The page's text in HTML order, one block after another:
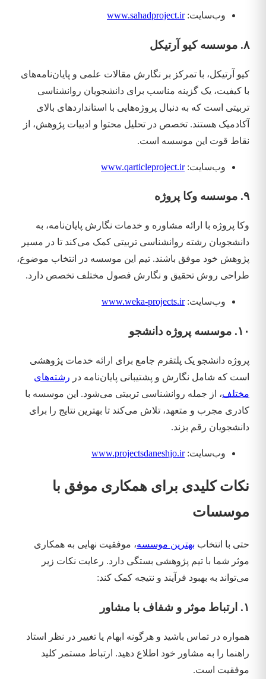
وب‌سایت:www.sahadproject.ir
۸. موسسه کیو آرتیکل
کیو آرتیکل، با تمرکز بر نگارش مقالات علمی و پایان‌نامه‌های
با کیفیت، یک گزینه مناسب برای دانشجویان روانشناسی
تربیتی است که به دنبال پروژه‌هایی با استانداردهای بالای
آکادمیک هستند. تخصص در تحلیل محتوا و ادبیات پژوهش، از
نقاط قوت این موسسه است.
وب‌سایت:www.qarticleproject.ir
۹. موسسه وکا پروژه
وکا پروژه با ارائه مشاوره و خدمات نگارش پایان‌نامه، به
دانشجویان رشته روانشناسی تربیتی کمک می‌کند تا در مسیر
پژوهش خود موفق باشند. تیم این موسسه در انتخاب موضوع،
طراحی روش تحقیق و نگارش فصول مختلف تخصص دارد.
وب‌سایت:www.weka-projects.ir
۱۰. موسسه پروژه دانشجو
پروژه دانشجو یک پلتفرم جامع برای ارائه خدمات پژوهشی
است که شامل نگارش و پشتیبانی پایان‌نامه در رشته‌های
مختلف، از جمله روانشناسی تربیتی می‌شود. این موسسه با
کادری مجرب و متعهد، تلاش می‌کند تا بهترین نتایج را برای
دانشجویان رقم بزند.
وب‌سایت:www.projectsdaneshjo.ir
نکات کلیدی برای همکاری موفق با
موسسات
حتی با انتخاب بهترین موسسه، موفقیت نهایی به همکاری
موثر شما با تیم پژوهشی بستگی دارد. رعایت نکات زیر
می‌تواند به بهبود فرآیند و نتیجه کمک کند:
۱. ارتباط موثر و شفاف با مشاور
همواره در تماس باشید و هرگونه ابهام یا تغییر در نظر استاد
راهنما را به مشاور خود اطلاع دهید. ارتباط مستمر کلید
موفقیت است.